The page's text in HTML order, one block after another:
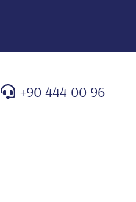
+90 444 00 96